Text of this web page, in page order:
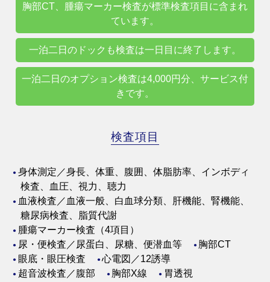
胸部CT、腫瘍マーカー検査が標準検査項目に含まれ
ています。
一泊二日のドックも検査は一日目に終了します。
一泊二日のオプション検査は4,000円分、サービス付
きです。
検査項目
身体測定／身長、体重、腹囲、体脂肪率、インボディ
検査、血圧、視力、聴力
血液検査／血液一般、白血球分類、肝機能、腎機能、
糖尿病検査、脂質代謝
腫瘍マーカー検査（4項目）
尿・便検査／尿蛋白、尿糖、便潜血等
胸部CT
眼底・眼圧検査
心電図／12誘導
超音波検査／腹部
胸部X線
胃透視